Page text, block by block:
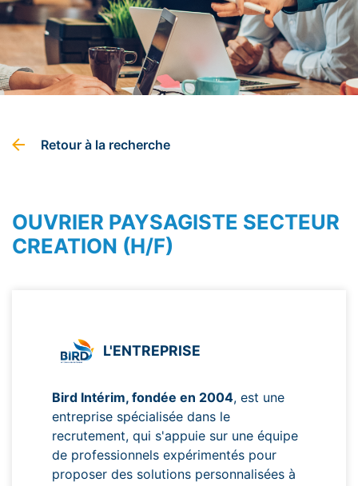
Retour à la recherche
OUVRIER PAYSAGISTE SECTEUR
CREATION (H/F)
L'ENTREPRISE
Bird Intérim, fondée en 2004, est une
entreprise spécialisée dans le
recrutement, qui s'appuie sur une équipe
de professionnels expérimentés pour
proposer des solutions personnalisées à